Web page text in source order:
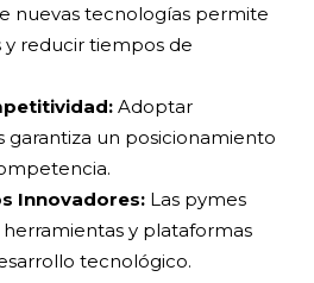
nuevas tecnologías permite
reducir tiempos de
Adoptar
garantiza un posicionamiento
Innovadores: Las pymes
y plataformas
tecnológico.